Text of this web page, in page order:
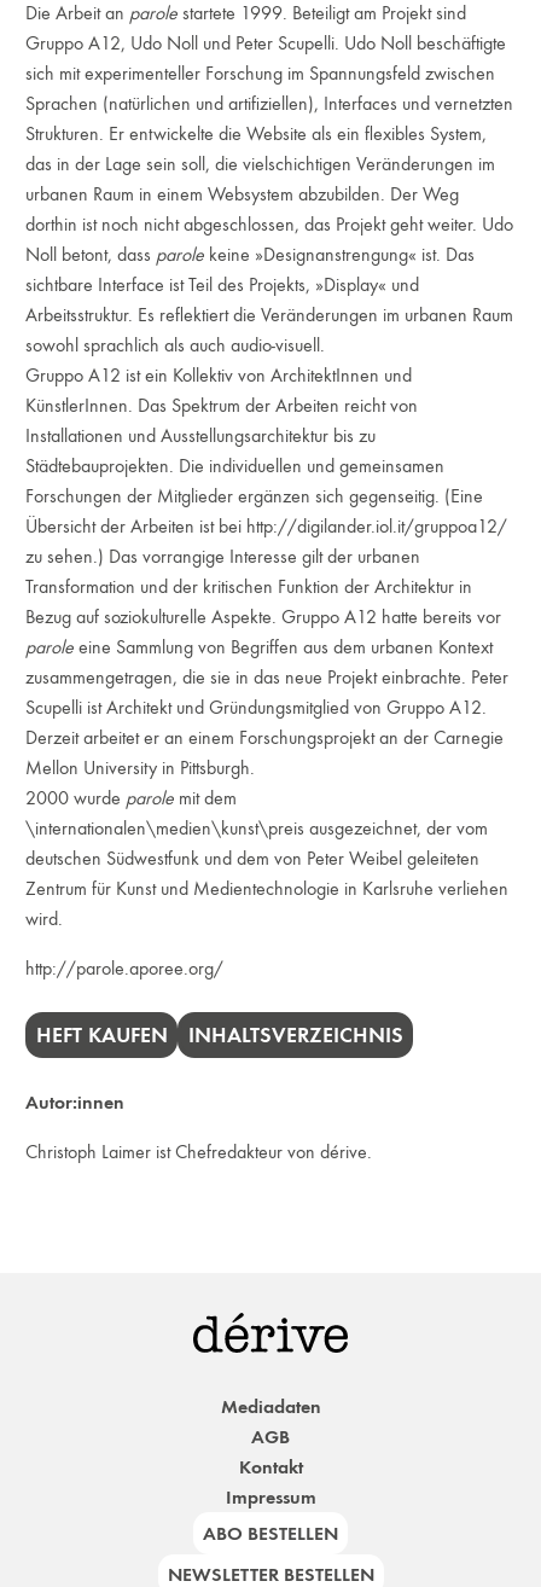
Die Arbeit an parole startete 1999. Beteiligt am Projekt sind
Gruppo A12, Udo Noll und Peter Scupelli. Udo Noll beschäftigte
sich mit experimenteller Forschung im Spannungsfeld zwischen
Sprachen (natürlichen und artifiziellen), Interfaces und vernetzten
Strukturen. Er entwickelte die Website als ein flexibles System,
das in der Lage sein soll, die vielschichtigen Veränderungen im
urbanen Raum in einem Websystem abzubilden. Der Weg
dorthin ist noch nicht abgeschlossen, das Projekt geht weiter. Udo
Noll betont, dass parole keine »Designanstrengung« ist. Das
sichtbare Interface ist Teil des Projekts, »Display« und
Arbeitsstruktur. Es reflektiert die Veränderungen im urbanen Raum
sowohl sprachlich als auch audio-visuell.
Gruppo A12 ist ein Kollektiv von ArchitektInnen und
KünstlerInnen. Das Spektrum der Arbeiten reicht von
Installationen und Ausstellungsarchitektur bis zu
Städtebauprojekten. Die individuellen und gemeinsamen
Forschungen der Mitglieder ergänzen sich gegenseitig. (Eine
Übersicht der Arbeiten ist bei http://digilander.iol.it/gruppoa12/
zu sehen.) Das vorrangige Interesse gilt der urbanen
Transformation und der kritischen Funktion der Architektur in
Bezug auf soziokulturelle Aspekte. Gruppo A12 hatte bereits vor
parole eine Sammlung von Begriffen aus dem urbanen Kontext
zusammengetragen, die sie in das neue Projekt einbrachte. Peter
Scupelli ist Architekt und Gründungsmitglied von Gruppo A12.
Derzeit arbeitet er an einem Forschungsprojekt an der Carnegie
Mellon University in Pittsburgh.
2000 wurde parole mit dem
\internationalen\medien\kunst\preis ausgezeichnet, der vom
deutschen Südwestfunk und dem von Peter Weibel geleiteten
Zentrum für Kunst und Medientechnologie in Karlsruhe verliehen
wird.
http://parole.aporee.org/
HEFT KAUFEN INHALTSVERZEICHNIS
Autor:innen
Christoph Laimer ist Chefredakteur von dérive.
Mediadaten
AGB
Kontakt
Impressum
ABO BESTELLEN
NEWSLETTER BESTELLEN